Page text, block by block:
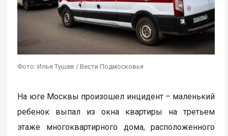
Фото: Илья Тушев / Вести Подмосковья
На юге Москвы произошел инцидент – маленький
ребенок выпал из окна квартиры на третьем
этаже многоквартирного дома, расположенного